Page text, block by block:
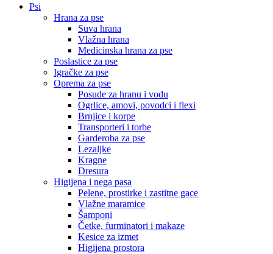
Psi
Hrana za pse
Suva hrana
Vlažna hrana
Medicinska hrana za pse
Poslastice za pse
Igračke za pse
Oprema za pse
Posude za hranu i vodu
Ogrlice, amovi, povodci i flexi
Brnjice i korpe
Transporteri i torbe
Garderoba za pse
Lezaljke
Kragne
Dresura
Higijena i nega pasa
Pelene, prostirke i zastitne gace
Vlažne maramice
Šamponi
Četke, furminatori i makaze
Kesice za izmet
Higijena prostora